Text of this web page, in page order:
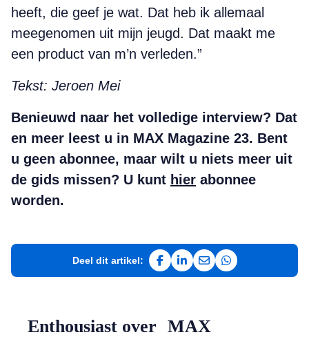
heeft, die geef je wat. Dat heb ik allemaal
meegenomen uit mijn jeugd. Dat maakt me
een product van m’n verleden.”
Tekst: Jeroen Mei
Benieuwd naar het volledige interview? Dat
en meer leest u in MAX Magazine 23. Bent
u geen abonnee, maar wilt u niets meer uit
de gids missen? U kunt hier abonnee
worden.
Deel dit artikel:
Deel op Facebook
Deel op LinkedIn
Deel via e-mail
Deel via
Enthousiast over MAX